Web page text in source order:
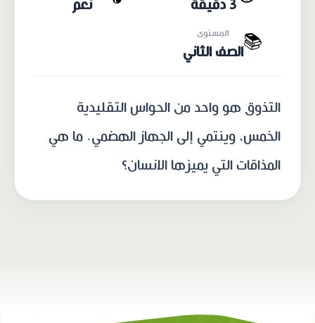
3 دقيقة نعم
📚 المستوى
الصف الثاني
التذوق هو واحد من الحواس التقليدية
الخمس، وينتمي إلى الجهاز الهضمي. ما هي
المذاقات التي يميزها الانسان؟